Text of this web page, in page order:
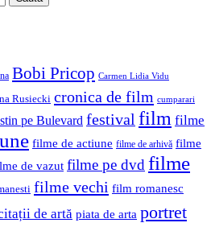
Bobi Pricop Carmen Lidia Vidu
Rusiecki cronica de film cumparari
pe Bulevard festival film filme
filme de actiune filme de arhivă filme
de vazut filme pe dvdfilme
filme vechi film romanesc
de artă piata de arta portret